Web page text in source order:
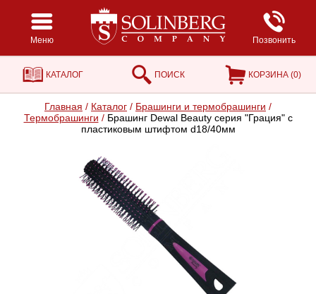
Меню Позвонить
КАТАЛОГ ПОИСК КОРЗИНА (0)
Главная / Каталог / Брашинги и термобрашинги /
Термобрашинги /Брашинг Dewal Beauty серия "Грация" с
пластиковым штифтом d18/40мм